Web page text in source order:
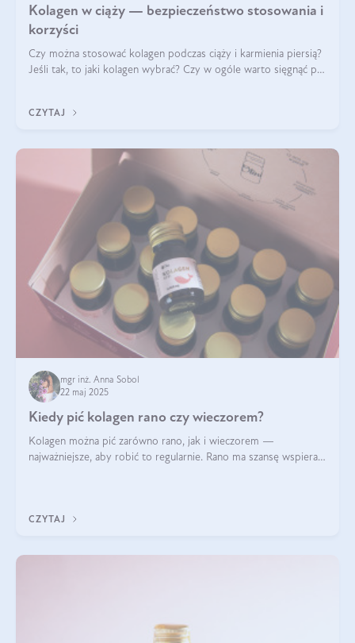
Kolagen w ciąży — bezpieczeństwo stosowania i
korzyści
Czy można stosować kolagen podczas ciąży i karmienia piersią?
Jeśli tak, to jaki kolagen wybrać? Czy w ogóle warto sięgnąć po
CZYTAJ
mgr inż. Anna Sobol
22 maj 2025
Kiedy pić kolagen rano czy wieczorem?
Kolagen można pić zarówno rano, jak i wieczorem —
najważniejsze, aby robić to regularnie. Rano ma szansę wspierać
CZYTAJ